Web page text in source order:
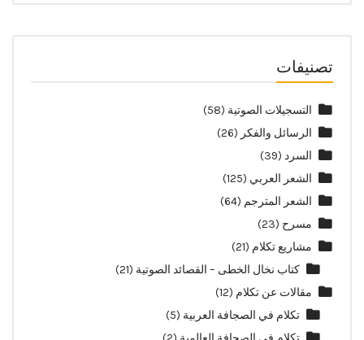
تصنيفات
التسجيلات الصوتية (58)
الرسائل والفكر (26)
السرد (39)
الشعر العربي (125)
الشعر المترجم (64)
مسرح (23)
مشاريع تكلام (21)
كتاب نخال الخطى – القصائد الصوتية (21)
مقالات عن تكلام (12)
تكلام في الصجافة العربية (5)